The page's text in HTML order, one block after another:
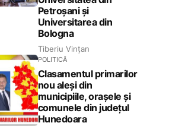
Petroșani și
Universitarea din
Bologna
Tiberiu Vințan
POLITICĂ
Clasamentul primarilor
nou aleși din
municipiile, orașele și
comunele din județul
Hunedoara